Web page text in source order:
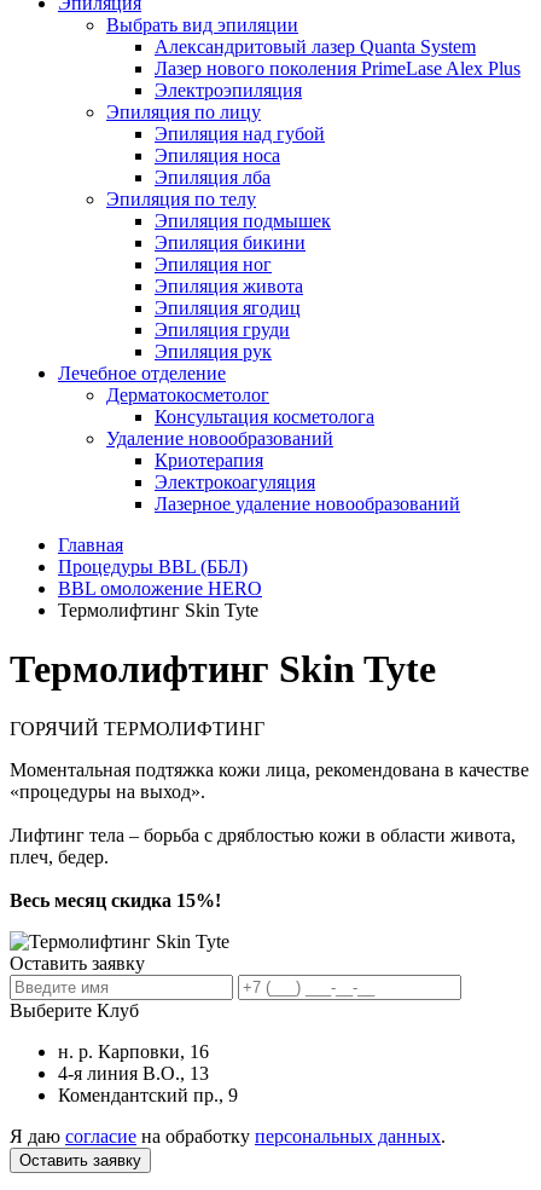
Выбрать вид эпиляции
Александритовый лазер Quanta System
Лазер нового поколения PrimeLase Alex Plus
Электроэпиляция
Эпиляция по лицу
Эпиляция над губой
Эпиляция носа
Эпиляция лба
Эпиляция по телу
Эпиляция подмышек
Эпиляция бикини
Эпиляция ног
Эпиляция живота
Эпиляция ягодиц
Эпиляция груди
Эпиляция рук
Лечебное отделение
Дерматокосметолог
Консультация косметолога
Удаление новообразований
Криотерапия
Электрокоагуляция
Лазерное удаление новообразований
Главная
Процедуры BBL (ББЛ)
BBL омоложение HERO
Термолифтинг Skin Tyte
Термолифтинг Skin Tyte
ГОРЯЧИЙ ТЕРМОЛИФТИНГ
Моментальная подтяжка кожи лица, рекомендована в качестве
«процедуры на выход».
Лифтинг тела – борьба с дряблостью кожи в области живота,
плеч, бедер.
Весь месяц скидка 15%!
Оставить заявку
Выберите Клуб
н. р. Карповки, 16
4-я линия В.О., 13
Комендантский пр., 9
Я даю согласие на обработку персональных данных.